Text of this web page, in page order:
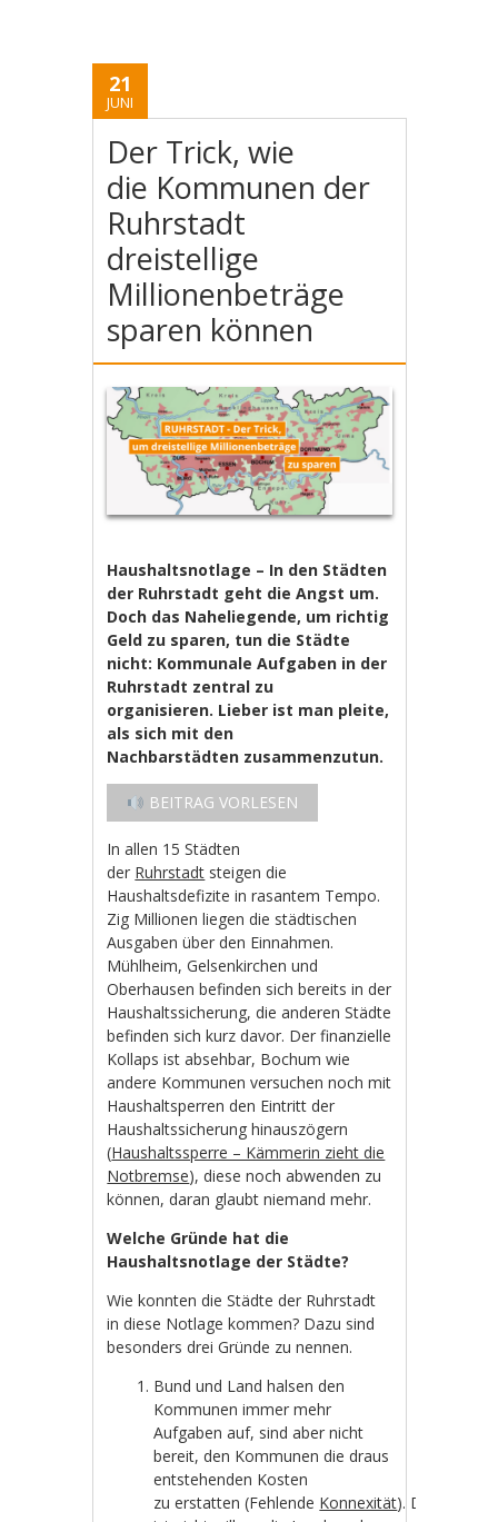
21
JUNI
Der Trick, wie
die Kommunen der
Ruhrstadt
dreistellige
Millionenbeträge
sparen können
Haushaltsnotlage – In den Städten
der Ruhrstadt geht die Angst um.
Doch das Naheliegende, um richtig
Geld zu sparen, tun die Städte
nicht: Kommunale Aufgaben in der
Ruhrstadt zentral zu
organisieren. Lieber ist man pleite,
als sich mit den
Nachbarstädten zusammenzutun.
BEITRAG VORLESEN
In allen 15 Städten
der Ruhrstadt steigen die
Haushaltsdefizite in rasantem Tempo.
Zig Millionen liegen die städtischen
Ausgaben über den Einnahmen.
Mühlheim, Gelsenkirchen und
Oberhausen befinden sich bereits in der
Haushaltssicherung, die anderen Städte
befinden sich kurz davor. Der finanzielle
Kollaps ist absehbar, Bochum wie
andere Kommunen versuchen noch mit
Haushaltsperren den Eintritt der
Haushaltssicherung hinauszögern
(Haushaltssperre – Kämmerin zieht die
Notbremse), diese noch abwenden zu
können, daran glaubt niemand mehr.
Welche Gründe hat die
Haushaltsnotlage der Städte?
Wie konnten die Städte der Ruhrstadt
in diese Notlage kommen? Dazu sind
besonders drei Gründe zu nennen.
Bund und Land halsen den
Kommunen immer mehr
Aufgaben auf, sind aber nicht
bereit, den Kommunen die draus
entstehenden Kosten
zu erstatten (Fehlende Konnexität). Die